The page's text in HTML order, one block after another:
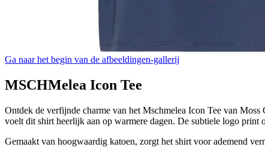
Ga naar het begin van de afbeeldingen-gallerij
MSCHMelea Icon Tee
Ontdek de verfijnde charme van het Mschmelea Icon Tee van
voelt dit shirt heerlijk aan op warmere dagen. De subtiele logo print
Gemaakt van hoogwaardig katoen, zorgt het shirt voor ademend